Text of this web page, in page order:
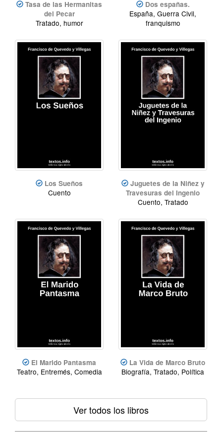
Tasa de las Hermanitas
del Pecar
Tratado, humor
Dos españas.
España, Guerra Civil,
franquismo
Los Sueños
Cuento
Juguetes de la Niñez y
Travesuras del Ingenio
Cuento, Tratado
El Marido Pantasma
Teatro, Entremés, Comedia
La Vida de Marco Bruto
Biografía, Tratado, Política
Ver todos los libros